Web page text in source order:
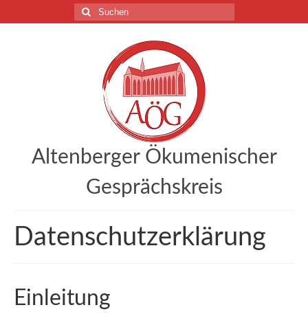
Suchen
nach:
Altenberger Ökumenischer
Gesprächskreis
Datenschutzerklärung
Einleitung